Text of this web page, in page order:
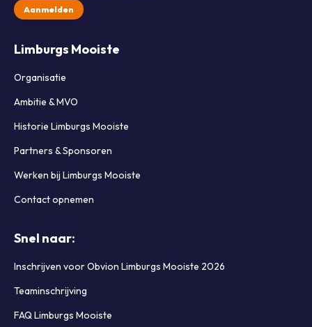
Aanmelden
Limburgs Mooiste
Organisatie
Ambitie & MVO
Historie Limburgs Mooiste
Partners & Sponsoren
Werken bij Limburgs Mooiste
Contact opnemen
Snel naar:
Inschrijven voor Obvion Limburgs Mooiste 2026
Teaminschrijving
FAQ Limburgs Mooiste